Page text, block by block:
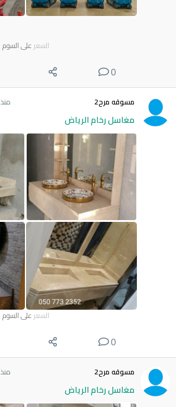
السعر على السوم
0
مسوقه مرح2 منذ 7 ساعات
مغاسل رخام الرياض
السعر على السوم
0
مسوقه مرح2 منذ 7 ساعات
مغاسل رخام الرياض